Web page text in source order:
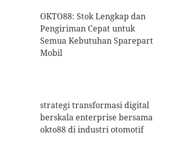
OKTO88: Stok Lengkap dan
Pengiriman Cepat untuk
Semua Kebutuhan Sparepart
Mobil
strategi transformasi digital
berskala enterprise bersama
okto88 di industri otomotif